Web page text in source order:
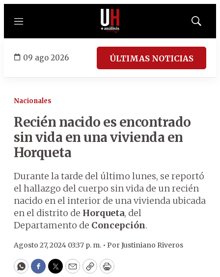
Menú
Mostrar
09 ago 2026 ÚLTIMAS NOTICIAS
Nacionales
Recién nacido es encontrado
sin vida en una vivienda en
Horqueta
Durante la tarde del último lunes, se reportó
el hallazgo del cuerpo sin vida de un recién
nacido en el interior de una vivienda ubicada
en el distrito de Horqueta, del
Departamento de Concepción.
Agosto 27, 2024 03:37 p. m. • PorJustiniano Riveros
WhatsApp
Facebook
Twitter
EmailCopyPrint